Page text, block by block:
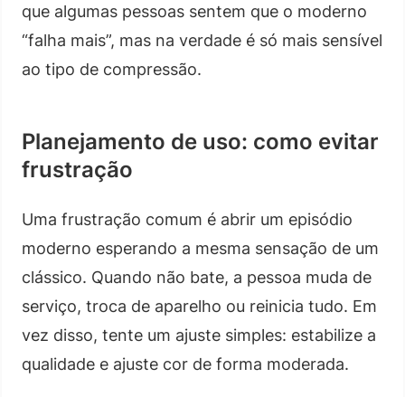
que algumas pessoas sentem que o moderno
“falha mais”, mas na verdade é só mais sensível
ao tipo de compressão.
Planejamento de uso: como evitar
frustração
Uma frustração comum é abrir um episódio
moderno esperando a mesma sensação de um
clássico. Quando não bate, a pessoa muda de
serviço, troca de aparelho ou reinicia tudo. Em
vez disso, tente um ajuste simples: estabilize a
qualidade e ajuste cor de forma moderada.